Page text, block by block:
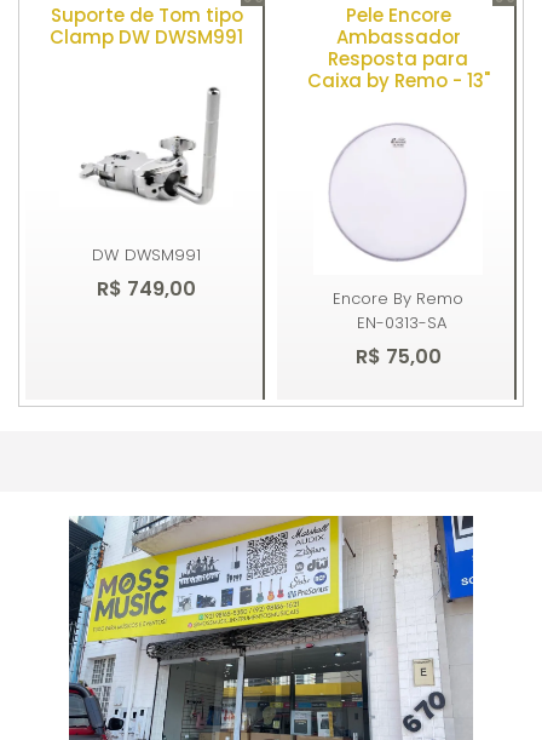
Comprar Comprar
Suporte de Tom tipo
Clamp DW DWSM991
DW DWSM991
R$ 749,00
Pele Encore
Ambassador
Resposta para
Caixa by Remo - 13"
Encore By Remo
EN-0313-SA
R$ 75,00